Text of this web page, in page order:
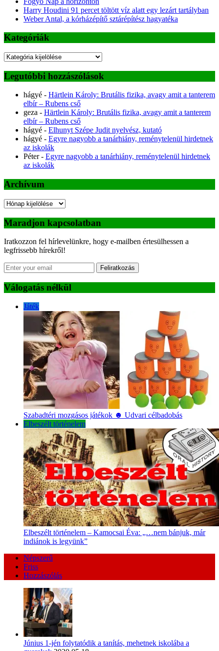
Harry Houdini 91 percet töltött víz alatt egy lezárt tartályban
Weber Antal, a kórházépítő sztárépítész hagyatéka
Kategóriák
Kategóriák
Legutóbbi hozzászólások
hágyé - Härtlein Károly: Brutális fizika, avagy amit a tanterem
elbír – Rubens cső
geza - Härtlein Károly: Brutális fizika, avagy amit a tanterem
elbír – Rubens cső
hágyé - Elhunyt Szépe Judit nyelvész, kutató
hágyé - Egyre nagyobb a tanárhiány, reménytelenül hirdetnek
az iskolák
Péter- Egyre nagyobb a tanárhiány, reménytelenül hirdetnek
az iskolák
Archívum
Archívum
Maradjon kapcsolatban
Iratkozzon fel hírlevelünkre, hogy e-mailben értesülhessen a
legfrissebb hírekről!
Feliratkozás
Válogatás nélkül
Játék
Szabadtéri mozgásos játékok ☻ Udvari célbadobás
Elbeszélt történelem
Elbeszélt történelem – Kamocsai Éva: „…nem bánjuk, már
indiánok is legyünk”
Népszerű
Friss
Hozzászólás
Június 1-jén folytatódik a tanítás, mehetnek iskolába a